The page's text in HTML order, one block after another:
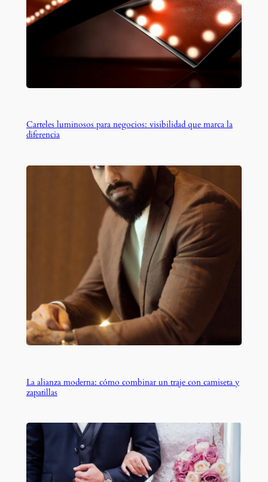
Carteles luminosos para negocios: visibilidad que marca la
diferencia
La alianza moderna: cómo combinar un traje con camiseta y
zapatillas